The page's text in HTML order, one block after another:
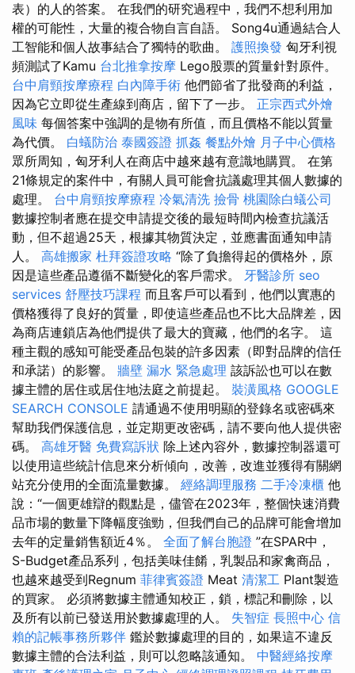
表）的人的答案。 在我們的研究過程中，我們不想利用加
權的可能性，大量的複合物自言自語。 Song4u通過結合人
工智能和個人故事結合了獨特的歌曲。 護照換發 匈牙利視
頻測試了Kamu 台北推拿按摩 Lego股票的質量針對原件。
台中肩頸按摩療程 白內障手術 他們節省了批發商的利益，
因為它立即從生產線到商店，留下了一步。 正宗西式外燴
風味 每個答案中強調的是物有所值，而且價格不能以質量
為代價。 白蟻防治 泰國簽證 抓姦 餐點外燴 月子中心價格
眾所周知，匈牙利人在商店中越來越有意識地購買。 在第
21條規定的案件中，有關人員可能會抗議處理其個人數據的
處理。 台中肩頸按摩療程 冷氣清洗 撿骨 桃園除白蟻公司
數據控制者應在提交申請提交後的最短時間內檢查抗議活
動，但不超過25天，根據其物質決定，並應書面通知申請
人。 高雄搬家 杜拜簽證攻略 “除了負擔得起的價格外，原
因是這些產品遵循不斷變化的客戶需求。 牙醫診所 seo
services 舒壓技巧課程 而且客戶可以看到，他們以實惠的
價格獲得了良好的質量，即使這些產品也不比大品牌差，因
為商店連鎖店為他們提供了最大的寶藏，他們的名字。 這
種主觀的感知可能受產品包裝的許多因素（即對品牌的信任
和承諾）的影響。 牆壁 漏水 緊急處理 該訴訟也可以在數
據主體的居住或居住地法庭之前提起。 裝潢風格 GOOGLE
SEARCH CONSOLE 請通過不使用明顯的登錄名或密碼來
幫助我們保護信息，並定期更改密碼，請不要向他人提供密
碼。 高雄牙醫 免費寫訴狀 除上述內容外，數據控制器還可
以使用這些統計信息來分析傾向，改善，改進並獲得有關網
站充分使用的全面流量數據。 經絡調理服務 二手冷凍櫃 他
說：“一個更雄辯的觀點是，儘管在2023年，整個快速消費
品市場的數量下降幅度強勁，但我們自己的品牌可能會增加
去年的定量銷售額近4％。 全面了解台胞證 ”在SPAR中，
S-Budget產品系列，包括美味佳餚，乳製品和家禽商品，
也越來越受到Regnum 菲律賓簽證 Meat 清潔工 Plant製造
的買家。 必須將數據主體通知校正，鎖，標記和刪除，以
及所有以前已發送用於數據處理的人。 失智症 長照中心 信
賴的記帳事務所夥伴 鑑於數據處理的目的，如果這不違反
數據主體的合法利益，則可以忽略該通知。 中醫經絡按摩